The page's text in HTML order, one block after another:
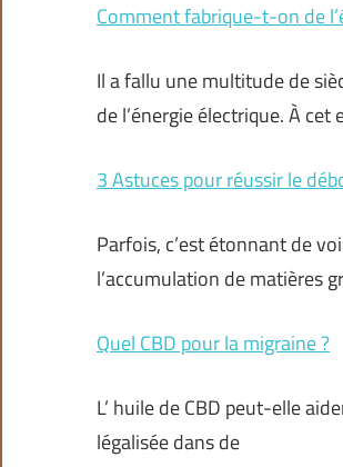
Comment fabrique-t-on de
Il a fallu une multitude de
de l’énergie électrique. À
3 Astuces pour réussir le
Parfois, c’est étonnant de
l’accumulation de matières
Quel CBD pour la migraine ?
L’ huile de CBD peut-elle
légalisée dans de